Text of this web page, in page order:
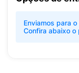
Enviamos para
Confira abaixo o